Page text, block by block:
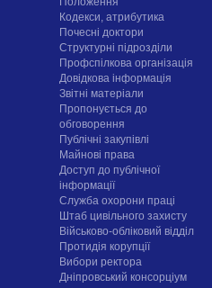
Кодекси, атрибутика
Почесні доктори
Структурні підрозділи
Профспілкова організація
Довідкова інформація
Звітні матеріали
Пропонується до
обговорення
Публічні закупівлі
Майнові права
Доступ до публічної
інформації
Служба охорони праці
Штаб цивільного захисту
Військово-обліковий відділ
Протидія корупції
Вибори ректора
Дніпровський консорціум